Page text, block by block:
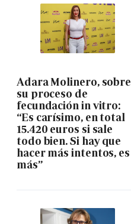
Adara Molinero, sobre
su proceso de
fecundación in vitro:
“Es carísimo, en total
15.420 euros si sale
todo bien. Si hay que
hacer más intentos, es
más”